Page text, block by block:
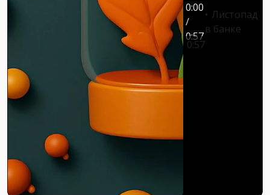
0:00
/
0:57
Листопад
в банке
0:57